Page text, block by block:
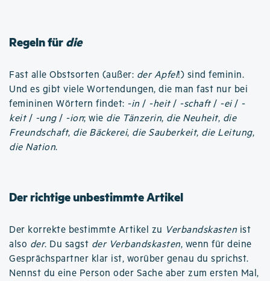
Regeln fürdie
Fast alle Obstsorten (außer: der Apfel!) sind feminin.
Und es gibt viele Wortendungen, die man fast nur bei
femininen Wörtern findet: -in / -heit/ -schaft/ -ei/ -
keit/ -ung/ -ion; wie die Tänzerin, die Neuheit, die
Freundschaft, die Bäckerei, die Sauberkeit, die Leitung,
die Nation.
Der richtige unbestimmte Artikel
Der korrekte bestimmte Artikel zu Verbandskasten ist
also der. Du sagst der Verbandskasten, wenn für deine
Gesprächspartner klar ist, worüber genau du sprichst.
Nennst du eine Person oder Sache aber zum ersten Mal,